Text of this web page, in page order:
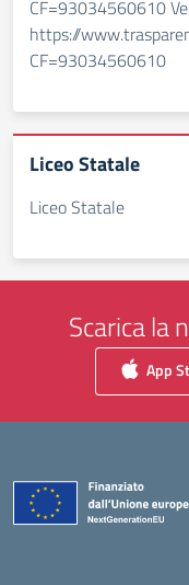
CF=93034560610
https://
CF=93034560610
Liceo Statale
Liceo Statale
Scarica la
App